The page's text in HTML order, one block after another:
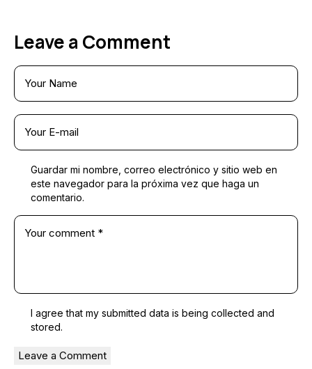
Leave a Comment
Guardar mi nombre, correo electrónico y sitio web en
este navegador para la próxima vez que haga un
comentario.
I agree that my submitted data is being collected and
stored.